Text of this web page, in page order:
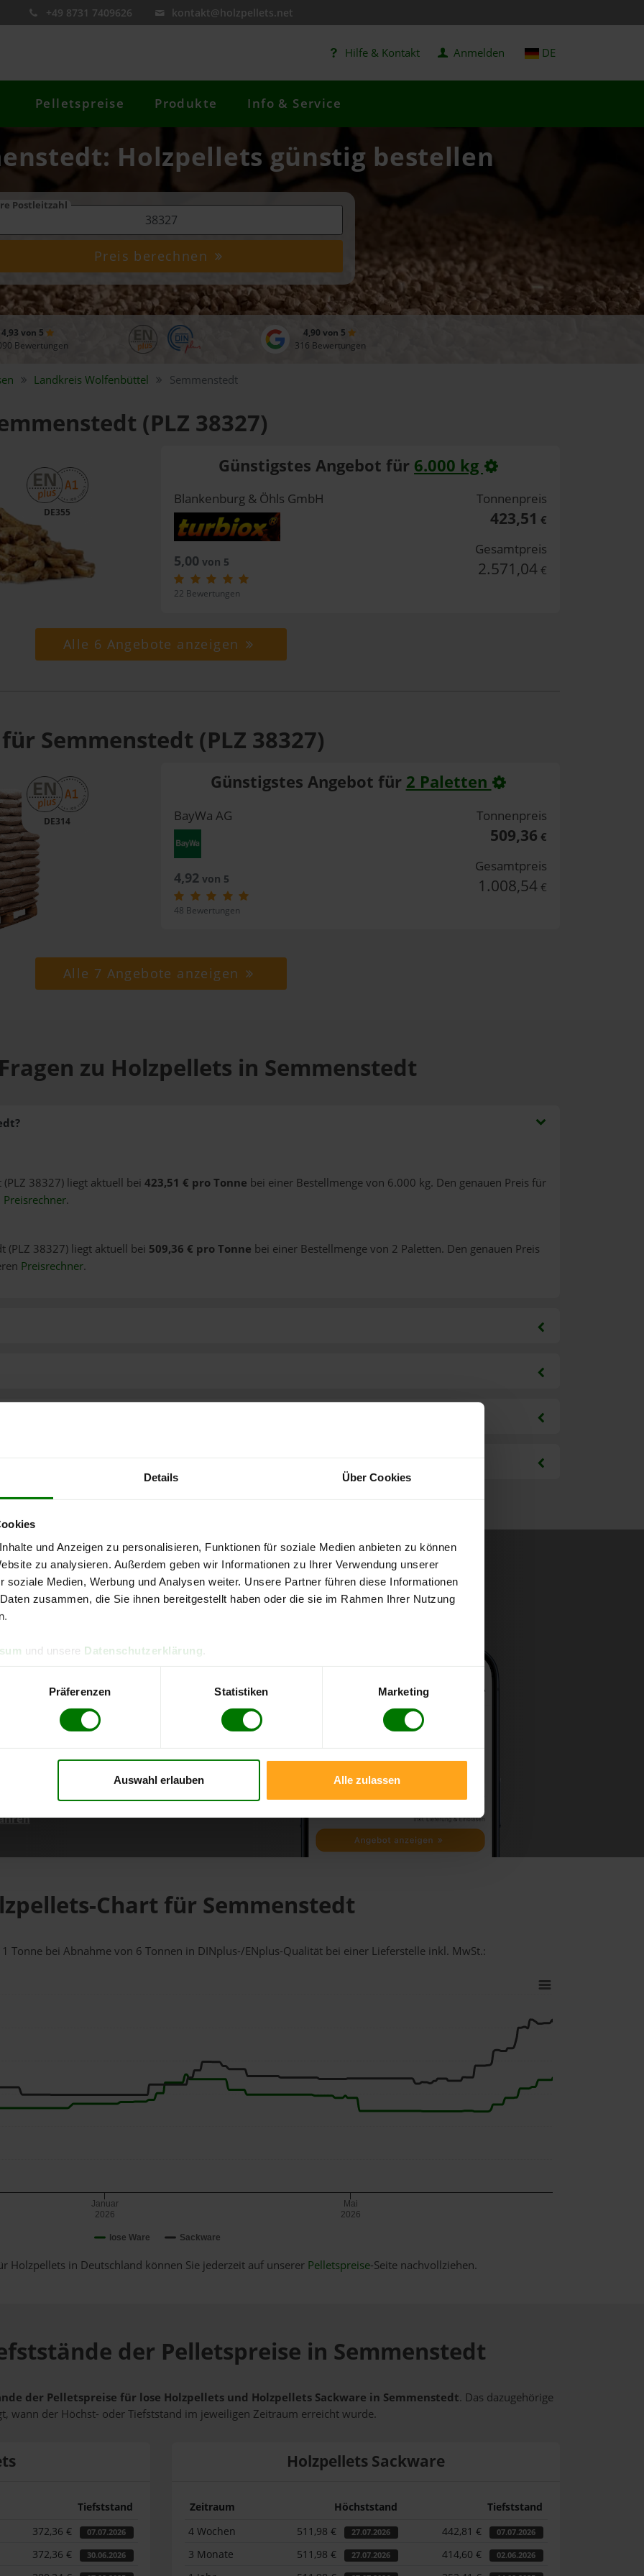
Details Über Cookies
und Anzeigen zu personalisieren, Funktionen für soziale Medien anbieten zu können
zu analysieren. Außerdem geben wir Informationen zu Ihrer Verwendung unserer
soziale Medien, Werbung und Analysen weiter. Unsere Partner führen diese Informationen
zusammen, die Sie ihnen bereitgestellt haben oder die sie im Rahmen Ihrer Nutzung
und unsere Datenschutzerklärung
Präferenzen Statistiken Marketing
Auswahl erlauben Alle zulassen
+49 8731 7409626 kontakt@holzpellets.net
Hilfe & Kontakt Anmelden DE
Pelletspreise Produkte Info & Service
Holzpellets günstig bestellen
Postleitzahl
Preis berechnen
4,93 von 5
Bewertungen
4,90 von 5
316 Bewertungen
LandkreisWolfenbüttel Semmenstedt
(PLZ 38327)
DE355
Günstigstes Angebot für 6.000 kg
Blankenburg & Öhls GmbH
5,00 von 5
22 Bewertungen
Tonnenpreis
423,51 €
Gesamtpreis
2.571,04 €
Alle 6 Angebote anzeigen
Semmenstedt (PLZ 38327)
DE314
Günstigstes Angebot für 2 Paletten
BayWa AG
4,92von 5
48 Bewertungen
Tonnenpreis
509,36 €
Gesamtpreis
1.008,54 €
Alle 7 Angebote anzeigen
zu Holzpellets in Semmenstedt
38327) liegt aktuell bei 423,51 € pro Tonne bei einer Bestellmenge von 6.000 kg. Den genauen Preis für
Preisrechner.
(PLZ 38327) liegt aktuell bei 509,36 € pro Tonne bei einer Bestellmenge von 2 Paletten. Den genauen Preis
Preisrechner.
kostenlose
direkt online bestellen
aktuellen Stand
Chart für Semmenstedt
Tonne bei Abnahmevon 6 Tonnen in DINplus-/ENplus-Qualität bei einer Lieferstelle inkl. MwSt.:
lose Ware Sackware
Januar
2026
Mai
2026
Holzpellets in Deutschland können Sie jederzeit auf unserer Pelletspreise-Seite nachvollziehen.
der Pelletspreise in Semmenstedt
der Pelletspreise für lose Holzpellets und Holzpellets Sackware in Semmenstedt. Das dazugehörige
wann der Höchst- oder Tiefststand im jeweiligen Zeitraum erreicht wurde.
Tiefststand
372,36 € 07.07.2026
372,36 € 30.06.2026
Holzpellets Sackware
Zeitraum Höchststand
Tiefststand
4 Wochen
511,98 € 27.07.2026 442,81 € 07.07.2026
3 Monate 511,98 € 27.07.2026 414,60 € 02.06.2026